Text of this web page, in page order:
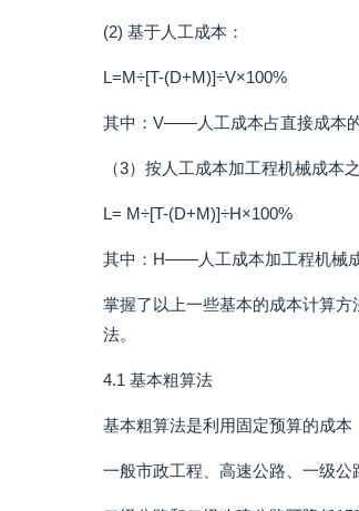
(2) 基于人工成本：
L=M÷[T-(D+M)]÷V×100%
其中：V——人工成本占直接成本的
（3）按人工成本加工程机械成本
L= M÷[T-(D+M)]÷H×100%
其中：H——人工成本加工程机械
掌握了以上一些基本的成本计算
法。
4.1 基本粗算法
基本粗算法是利用固定预算的成本
一般市政工程、高速公路、一级公